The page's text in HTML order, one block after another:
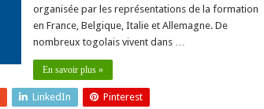
France
organisée par les représentations de la formation
en France, Belgique, Italie et Allemagne. De
nombreux togolais vivent dans …
En savoir plus »
LinkedIn Pinterest